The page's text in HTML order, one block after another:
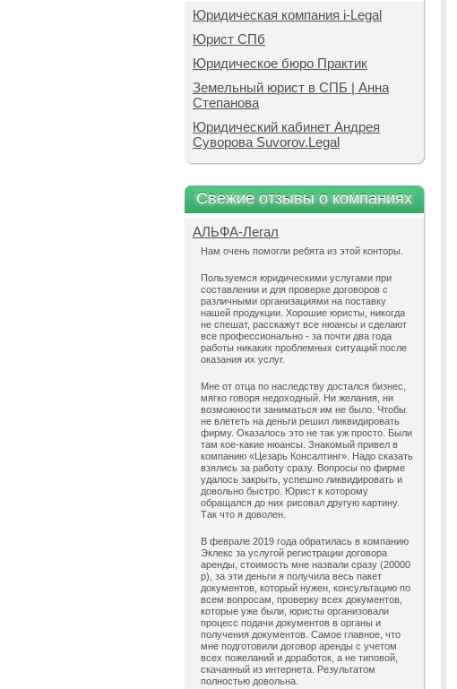
Юридическая компания i-Legal
Юрист СПб
Юридическое бюро Практик
Земельный юрист в СПБ | Анна
Степанова
Юридический кабинет Андрея
Суворова Suvorov.Legal
Свежие отзывы о компаниях
АЛЬФА-Легал
Нам очень помогли ребята из этой конторы.
Пользуемся юридическими услугами при
составлении и для проверке договоров с
различными организациями на поставку
нашей продукции. Хорошие юристы, никогда
не спешат, расскажут все нюансы и сделают
все профессионально - за почти два года
работы никаких проблемных ситуаций после
оказания их услуг.
Мне от отца по наследству достался бизнес,
мягко говоря недоходный. Ни желания, ни
возможности заниматься им не было. Чтобы
не влететь на деньги решил ликвидировать
фирму. Оказалось это не так уж просто. Были
там кое-какие нюансы. Знакомый привел в
компанию «Цезарь Консалтинг». Надо сказать
взялись за работу сразу. Вопросы по фирме
удалось закрыть, успешно ликвидировать и
довольно быстро. Юрист к которому
обращался до них рисовал другую картину.
Так что я доволен.
В феврале 2019 года обратилась в компанию
Эклекс за услугой регистрации договора
аренды, стоимость мне назвали сразу (20000
р), за эти деньги я получила весь пакет
документов, который нужен, консультацию по
всем вопросам, проверку всех документов,
которые уже были, юристы организовали
процесс подачи документов в органы и
получения документов. Самое главное, что
мне подготовили договор аренды с учетом
всех пожеланий и доработок, а не типовой,
скачанный из интернета. Результатом
полностью довольна.